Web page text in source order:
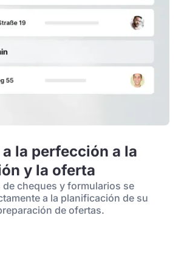
la perfección a la
y la oferta
cheques y formularios se
a la planificación de su
de ofertas.